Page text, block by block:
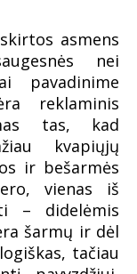
asmens
nei
pavadinime
reklaminis
tas, kad
kvapiųjų
ir bešarmės
vienas iš
– didelėmis
šarmų ir dėl
tačiau